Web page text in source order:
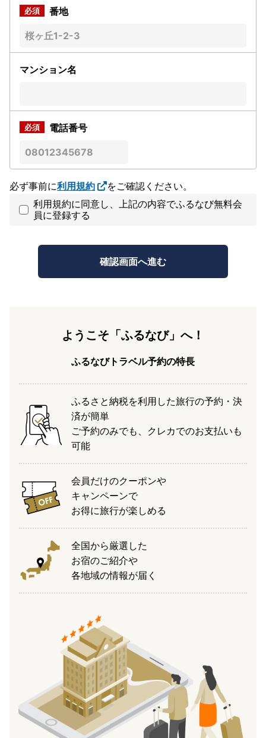
番地
マンション名
電話番号
必ず事前に利用規約
をご確認ください。
利用規約に同意し、上記の内容でふるなび無料会
員に登録する
ようこそ「ふるなび」へ！
ふるなびトラベル予約の特長
ふるさと納税を利用した旅行の予約・決
済が簡単
ご予約のみでも、クレカでのお支払いも
可能
会員だけのクーポンや
キャンペーンで
お得に旅行が楽しめる
全国から厳選した
お宿のご紹介や
各地域の情報が届く